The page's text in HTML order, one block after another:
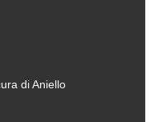
di Aniello